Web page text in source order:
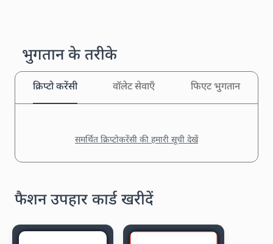
भुगतान के तरीके
क्रिप्टो करेंसी वॉलेट सेवाएँ फिएट भुगतान
समर्थित क्रिप्टोकरेंसी की हमारी सूची देखें
फैशन उपहार कार्ड खरीदें